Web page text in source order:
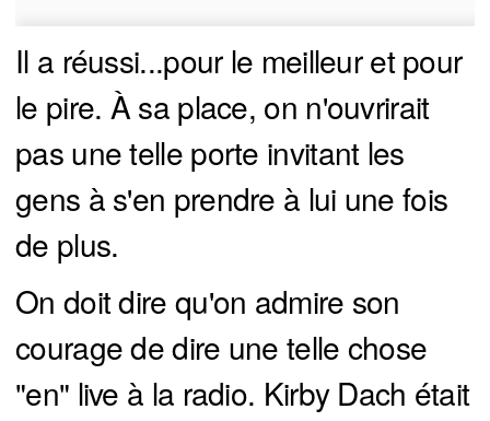
Il a réussi...pour le meilleur et pour
le pire. À sa place, on n'ouvrirait
pas une telle porte invitant les
gens à s'en prendre à lui une fois
de plus.
On doit dire qu'on admire son
courage de dire une telle chose
"en" live à la radio. Kirby Dach était